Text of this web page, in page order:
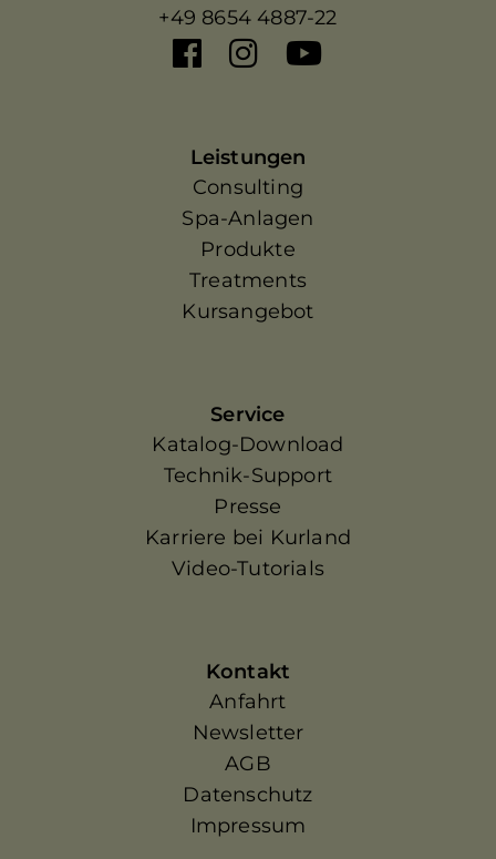
+49 8654 4887-22
Leistungen
Consulting
Spa-Anlagen
Produkte
Treatments
Kursangebot
Service
Katalog-Download
Technik-Support
Presse
Karriere bei Kurland
Video-Tutorials
Kontakt
Anfahrt
Newsletter
AGB
Datenschutz
Impressum